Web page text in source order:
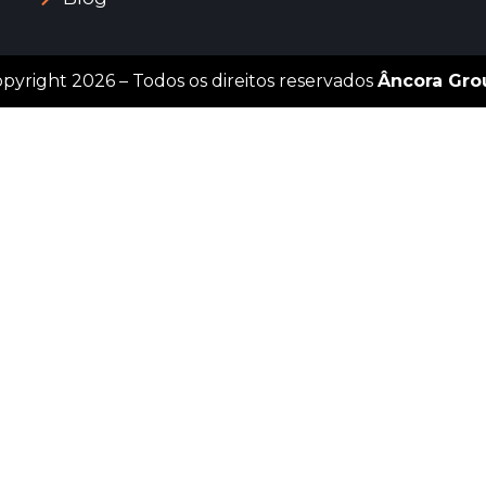
2026 – Todos os direitos reservados Âncora